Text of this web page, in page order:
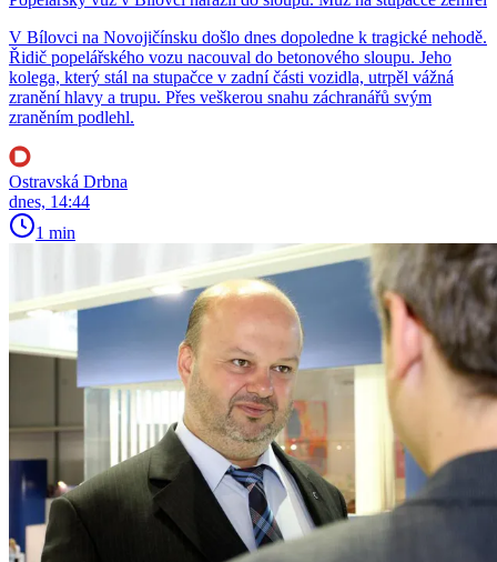
V Bílovci na Novojičínsku došlo dnes dopoledne k tragické nehodě.
Řidič popelářského vozu nacouval do betonového sloupu. Jeho
kolega, který stál na stupačce v zadní části vozidla, utrpěl vážná
zranění hlavy a trupu. Přes veškerou snahu záchranářů svým
zraněním podlehl.
Ostravská Drbna
dnes, 14:44
1 min